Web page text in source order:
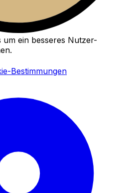
ein besseres Nutzer-
Bestimmungen